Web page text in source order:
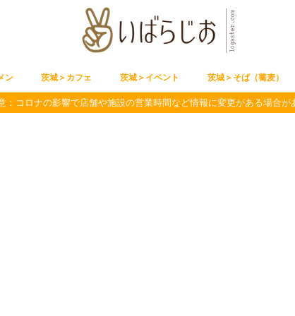
ン 茨城＞カフェ 茨城＞イベント 茨城＞そば（蕎麦）
：コロナの影響で店舗や施設の営業時間など情報に変更がある場合が